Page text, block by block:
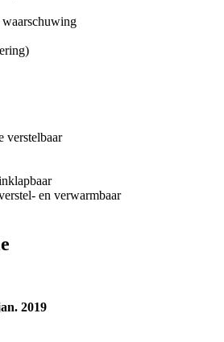
verstelbaar
en verwarmbaar
2019